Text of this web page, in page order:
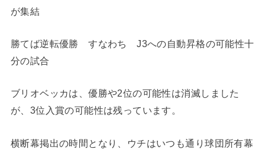
が集結
勝てば逆転優勝 すなわち J3への自動昇格の可能性十
分の試合
ブリオベッカは、優勝や2位の可能性は消滅しました
が、3位入賞の可能性は残っています。
横断幕掲出の時間となり、ウチはいつも通り球団所有幕